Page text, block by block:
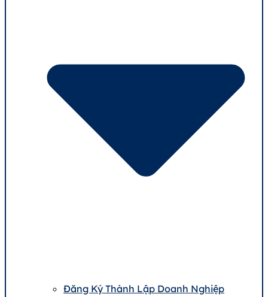
Đăng Ký Thành Lập Doanh Nghiệp